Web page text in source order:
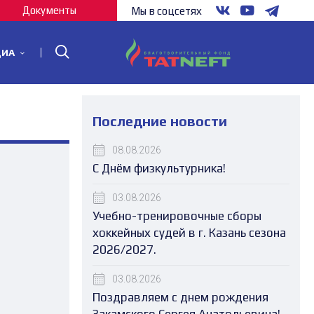
Документы Мы в соцсетях
Последние новости
08.08.2026
С Днём физкультурника!
03.08.2026
Учебно-тренировочные сборы
хоккейных судей в г. Казань сезона
2026/2027.
03.08.2026
Поздравляем с днем рождения